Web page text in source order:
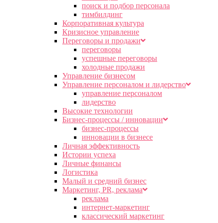
поиск и подбор персонала
тимбилдинг
Корпоративная культура
Кризисное управление
Переговоры и продажи
переговоры
успешные переговоры
холодные продажи
Управление бизнесом
Управление персоналом и лидерство
управление персоналом
лидерство
Высокие технологии
Бизнес-процессы / инновации
бизнес-процессы
инновации в бизнесе
Личная эффективность
Истории успеха
Личные финансы
Логистика
Малый и средний бизнес
Маркетинг, PR, реклама
реклама
интернет-маркетинг
классический маркетинг